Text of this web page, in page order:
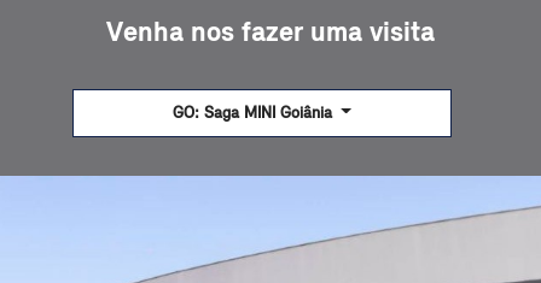
Venha nos fazer uma visita
GO: Saga MINI Goiânia